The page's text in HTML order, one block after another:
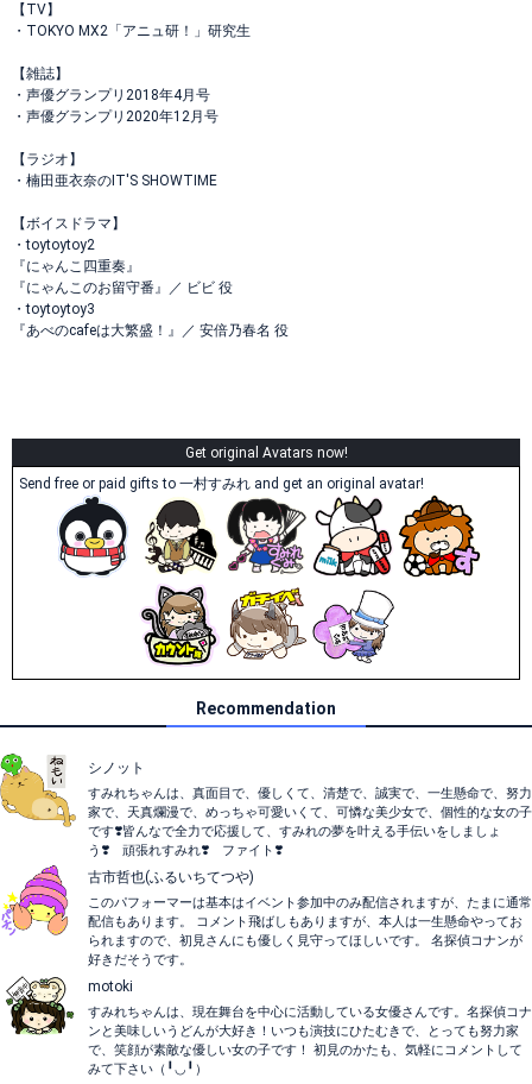
【TV】
・TOKYO MX2「アニュ研！」研究生
【雑誌】
・声優グランプリ2018年4月号
・声優グランプリ2020年12月号
【ラジオ】
・楠田亜衣奈のIT'S SHOWTIME
【ボイスドラマ】
・toytoytoy2
『にゃんこ四重奏』
『にゃんこのお留守番』／ ビビ 役
・toytoytoy3
『あべのcafeは大繁盛！』／ 安倍乃春名 役
Get original Avatars now!
Send free or paid gifts to 一村すみれ and get an original avatar!
Recommendation
シノット
すみれちゃんは、真面目で、優しくて、清楚で、誠実で、一生懸命で、努力
家で、天真爛漫で、めっちゃ可愛いくて、可憐な美少女で、個性的な女の子
です❣️皆んなで全力で応援して、すみれの夢を叶える手伝いをしましょ
う❣️ 頑張れすみれ❣️ ファイト❣️
古市哲也(ふるいちてつや)
このパフォーマーは基本はイベント参加中のみ配信されますが、たまに通常
配信もあります。 コメント飛ばしもありますが、本人は一生懸命やってお
られますので、初見さんにも優しく見守ってほしいです。 名探偵コナンが
好きだそうです。
motoki
すみれちゃんは、現在舞台を中心に活動している女優さんです。名探偵コナ
ンと美味しいうどんが大好き！いつも演技にひたむきで、とっても努力家
で、笑顔が素敵な優しい女の子です！ 初見のかたも、気軽にコメントして
みて下さい（╹◡╹）